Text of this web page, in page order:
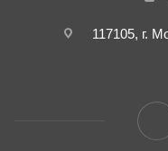
117105, г.